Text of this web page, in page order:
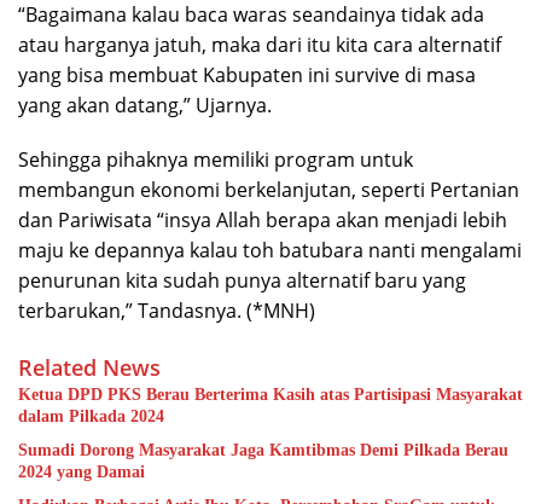
“Bagaimana kalau baca waras seandainya tidak ada
atau harganya jatuh, maka dari itu kita cara alternatif
yang bisa membuat Kabupaten ini survive di masa
yang akan datang,” Ujarnya.
Sehingga pihaknya memiliki program untuk
membangun ekonomi berkelanjutan, seperti Pertanian
dan Pariwisata “insya Allah berapa akan menjadi lebih
maju ke depannya kalau toh batubara nanti mengalami
penurunan kita sudah punya alternatif baru yang
terbarukan,” Tandasnya. (*MNH)
Related News
Ketua DPD PKS Berau Berterima Kasih atas Partisipasi Masyarakat
dalam Pilkada 2024
Sumadi Dorong Masyarakat Jaga Kamtibmas Demi Pilkada Berau
2024 yang Damai